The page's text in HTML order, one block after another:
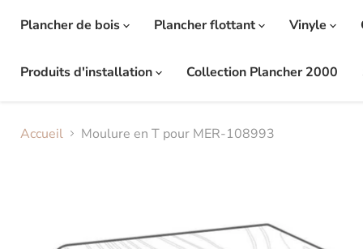
Plancher de bois Plancher flottant Vinyle
Produits d'installation Collection Plancher 2000
Accueil Moulure en T pour MER-108993